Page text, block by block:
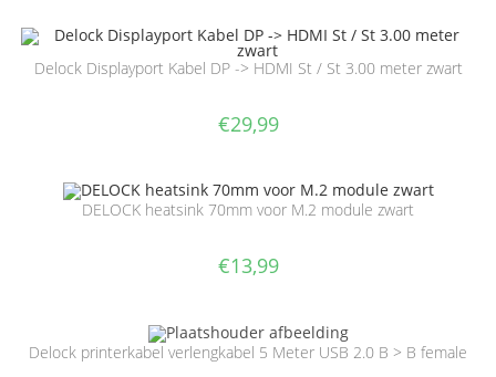
Delock Displayport Kabel DP -> HDMI St / St 3.00 meter zwart
€29,99
DELOCK heatsink 70mm voor M.2 module zwart
€13,99
Delock printerkabel verlengkabel 5 Meter USB 2.0 B > B female